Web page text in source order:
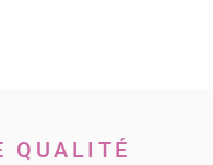
QUALITÉ